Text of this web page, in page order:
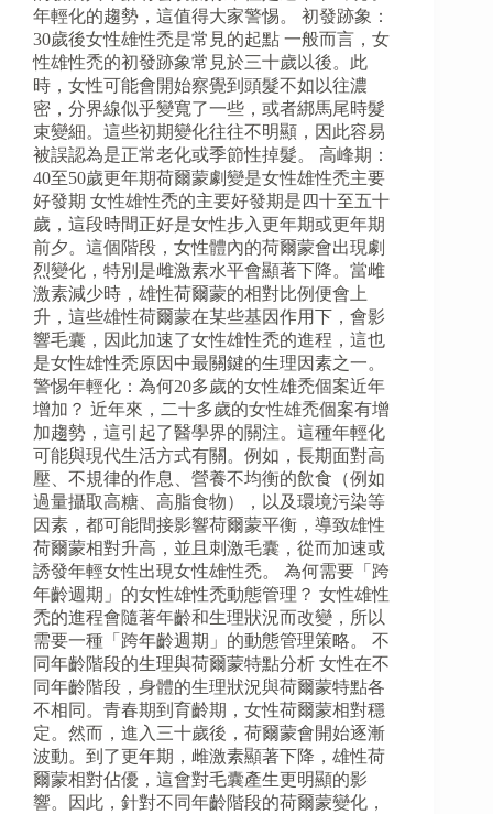
年輕化的趨勢，這值得大家警惕。 初發跡象：
30歲後女性雄性禿是常見的起點 一般而言，女
性雄性禿的初發跡象常見於三十歲以後。此
時，女性可能會開始察覺到頭髮不如以往濃
密，分界線似乎變寬了一些，或者綁馬尾時髮
束變細。這些初期變化往往不明顯，因此容易
被誤認為是正常老化或季節性掉髮。 高峰期：
40至50歲更年期荷爾蒙劇變是女性雄性禿主要
好發期 女性雄性禿的主要好發期是四十至五十
歲，這段時間正好是女性步入更年期或更年期
前夕。這個階段，女性體內的荷爾蒙會出現劇
烈變化，特別是雌激素水平會顯著下降。當雌
激素減少時，雄性荷爾蒙的相對比例便會上
升，這些雄性荷爾蒙在某些基因作用下，會影
響毛囊，因此加速了女性雄性禿的進程，這也
是女性雄性秃原因中最關鍵的生理因素之一。
警惕年輕化：為何20多歲的女性雄禿個案近年
增加？ 近年來，二十多歲的女性雄禿個案有增
加趨勢，這引起了醫學界的關注。這種年輕化
可能與現代生活方式有關。例如，長期面對高
壓、不規律的作息、營養不均衡的飲食（例如
過量攝取高糖、高脂食物），以及環境污染等
因素，都可能間接影響荷爾蒙平衡，導致雄性
荷爾蒙相對升高，並且刺激毛囊，從而加速或
誘發年輕女性出現女性雄性禿。 為何需要「跨
年齡週期」的女性雄性禿動態管理？ 女性雄性
禿的進程會隨著年齡和生理狀況而改變，所以
需要一種「跨年齡週期」的動態管理策略。 不
同年齡階段的生理與荷爾蒙特點分析 女性在不
同年齡階段，身體的生理狀況與荷爾蒙特點各
不相同。青春期到育齡期，女性荷爾蒙相對穩
定。然而，進入三十歲後，荷爾蒙會開始逐漸
波動。到了更年期，雌激素顯著下降，雄性荷
爾蒙相對佔優，這會對毛囊產生更明顯的影
響。因此，針對不同年齡階段的荷爾蒙變化，